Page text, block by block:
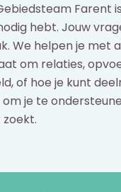
Farent
hebt. Jouw
We helpen je met
om relaties,
of hoe je kunt
je te